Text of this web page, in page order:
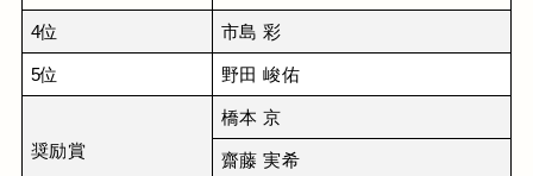
4位 市島 彩
5位 野田 峻佑
奨励賞
橋本 京
齋藤 実希